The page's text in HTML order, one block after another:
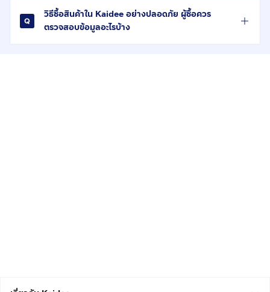
วิธีซื้อสินค้าใน Kaidee อย่างปลอดภัย ผู้ซื้อควร
ตรวจสอบข้อมูลอะไรบ้าง